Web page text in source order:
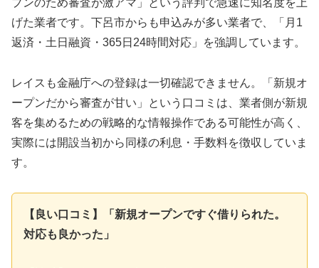
げた業者です。下呂市からも申込みが多い業者で、「月1
返済・土日融資・365日24時間対応」を強調しています。
レイスも金融庁への登録は一切確認できません。「新規オ
ープンだから審査が甘い」という口コミは、業者側が新規
客を集めるための戦略的な情報操作である可能性が高く、
実際には開設当初から同様の利息・手数料を徴収していま
す。
【良い口コミ】「新規オープンですぐ借りられた。
対応も良かった」